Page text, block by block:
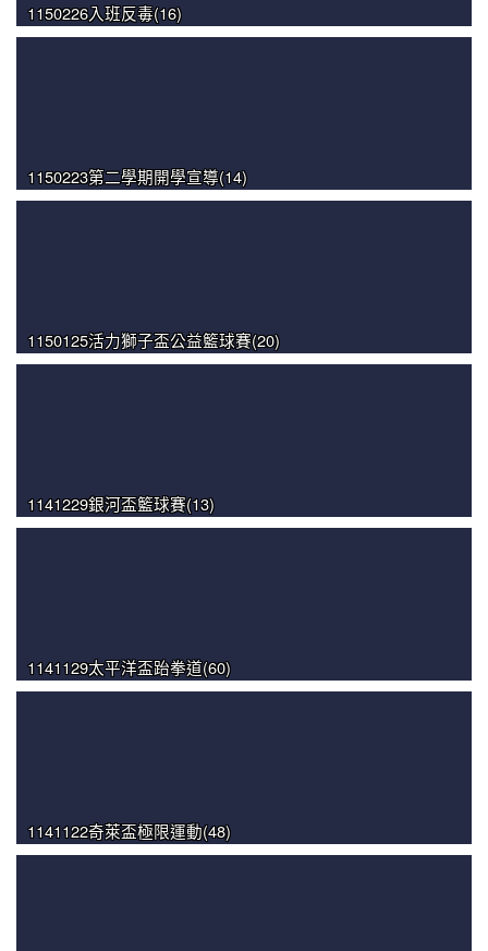
1150226入班反毒(16)
1150223第二學期開學宣導(14)
1150125活力獅子盃公益籃球賽(20)
1141229銀河盃籃球賽(13)
1141129太平洋盃跆拳道(60)
1141122奇萊盃極限運動(48)